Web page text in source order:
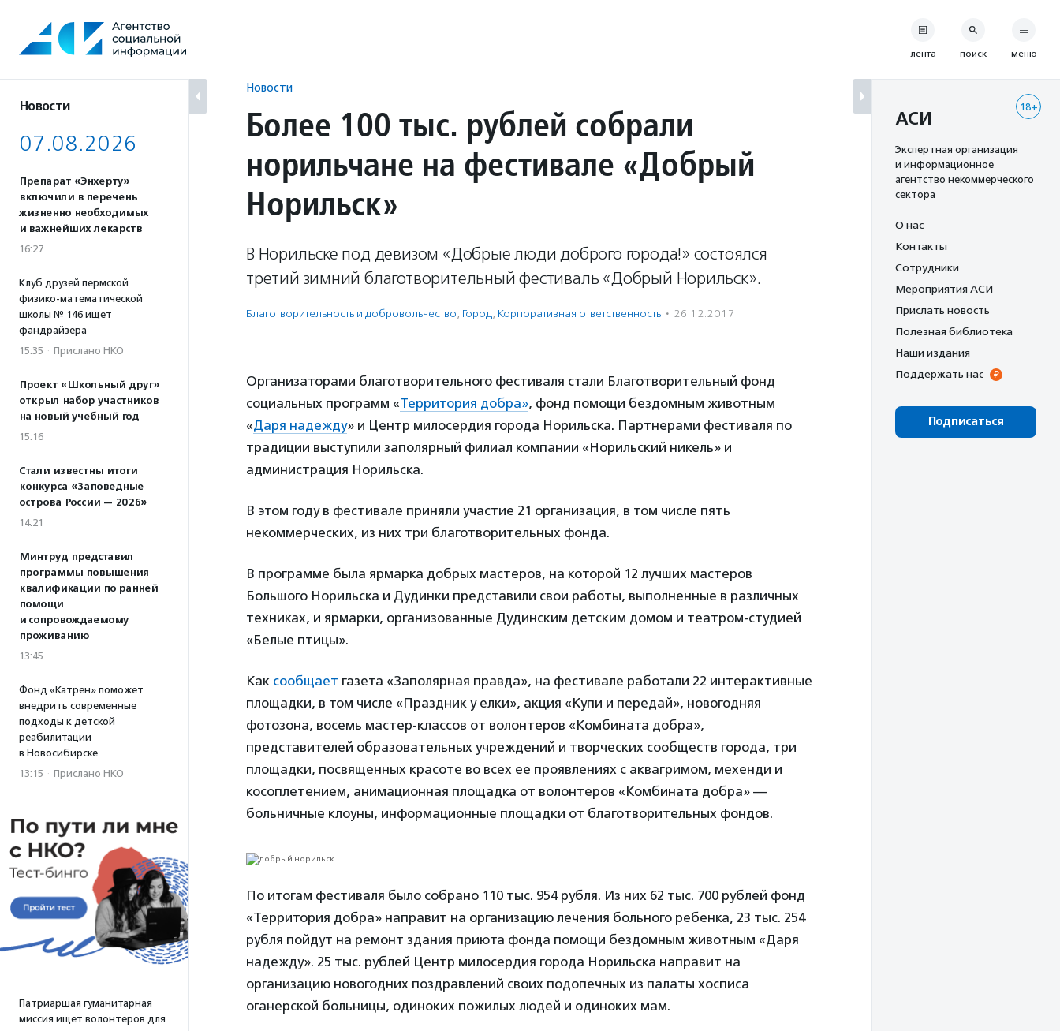
содержанию
Новости
07.08.2026
Препарат «Энхерту»
включили в перечень
жизненно необходимых
и важнейших лекарств
16:27
Клуб друзей пермской
физико-математической
школы № 146 ищет
фандрайзера
15:35 · Прислано НКО
Проект «Школьный друг»
открыл набор участников
на новый учебный год
15:16
Стали известны итоги
конкурса «Заповедные
острова России — 2026»
14:21
Минтруд представил
программы повышения
квалификации по ранней
помощи
и сопровождаемому
проживанию
13:45
Фонд «Катрен» поможет
внедрить современные
подходы к детской
реабилитации
в Новосибирске
13:15 · Прислано НКО
Патриаршая гуманитарная
миссия ищет волонтеров для
Новости
Более 100 тыс. рублей собрали
норильчане на фестивале «Добрый
Норильск»
В Норильске под девизом «Добрые люди доброго города!» состоялся
третий зимний благотворительный фестиваль «Добрый Норильск».
Благотвори­тель­ность и доброволь­чест­во, Город, Корпоративная ответственность · 26.12.2017
Организаторами благотворительного фестиваля стали Благотворительный фонд
социальных программ «Территория добра», фонд помощи бездомным животным
«Даря надежду» и Центр милосердия города Норильска. Партнерами фестиваля по
традиции выступили заполярный филиал компании «Норильский никель» и
администрация Норильска.
В этом году в фестивале приняли участие 21 организация, в том числе пять
некоммерческих, из них три благотворительных фонда.
В программе была ярмарка добрых мастеров, на которой 12 лучших мастеров
Большого Норильска и Дудинки представили свои работы, выполненные в различных
техниках, и ярмарки, организованные Дудинским детским домом и театром-студией
«Белые птицы».
Как сообщает газета «Заполярная правда», на фестивале работали 22 интерактивные
площадки, в том числе «Праздник у елки», акция «Купи и передай», новогодняя
фотозона, восемь мастер-классов от волонтеров «Комбината добра»,
представителей образовательных учреждений и творческих сообществ города, три
площадки, посвященных красоте во всех ее проявлениях с аквагримом, мехенди и
косоплетением, анимационная площадка от волонтеров «Комбината добра» —
больничные клоуны, информационные площадки от благотворительных фондов.
По итогам фестиваля было собрано 110 тыс. 954 рубля. Из них 62 тыс. 700 рублей фонд
«Территория добра» направит на организацию лечения больного ребенка, 23 тыс. 254
рубля пойдут на ремонт здания приюта фонда помощи бездомным животным «Даря
надежду». 25 тыс. рублей Центр милосердия города Норильска направит на
организацию новогодних поздравлений своих подопечных из палаты хосписа
оганерской больницы, одиноких пожилых людей и одиноких мам.
лента поиск меню
18+
АСИ
Экспертная организация
и информационное
агентство некоммерческого
сектора
О нас
Контакты
Сотрудники
Мероприятия АСИ
Прислать новость
Полезная библиотека
Наши издания
Поддержать нас
Подписаться